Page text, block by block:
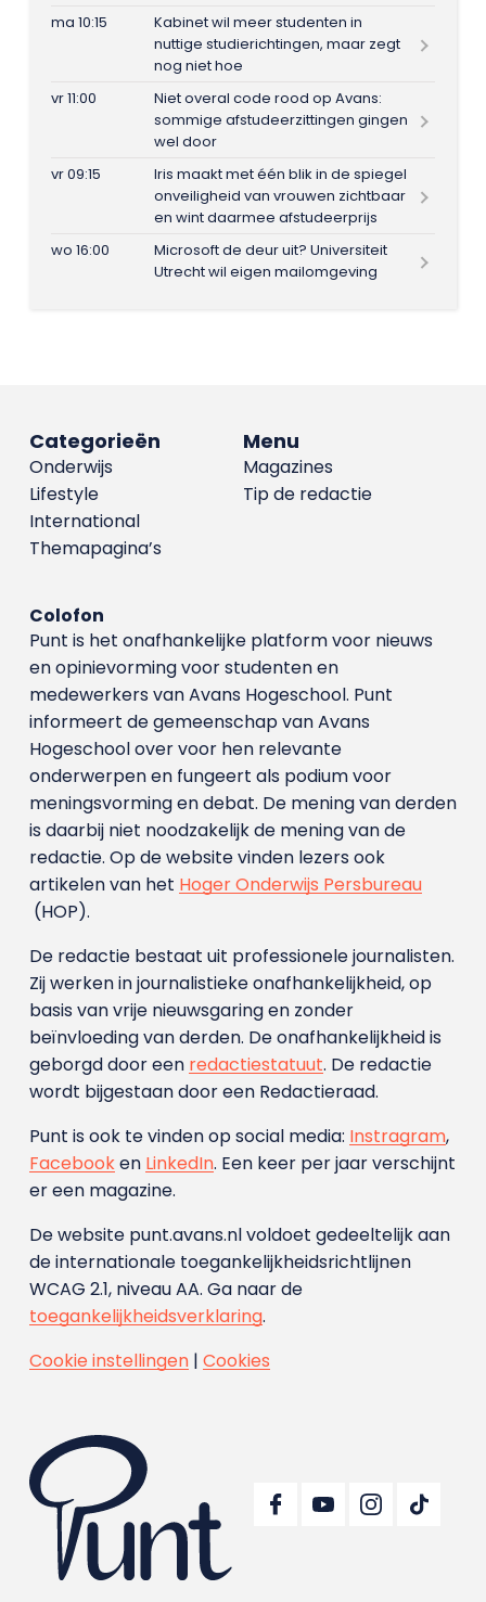
ma 10:15
Kabinet wil meer studenten in
nuttige studierichtingen, maar zegt
nog niet hoe
vr 11:00
Niet overal code rood op Avans:
sommige afstudeerzittingen gingen
wel door
vr 09:15
Iris maakt met één blik in de spiegel
onveiligheid van vrouwen zichtbaar
en wint daarmee afstudeerprijs
wo 16:00
Microsoft de deur uit? Universiteit
Utrecht wil eigen mailomgeving
Menu
Magazines
Tip de redactie
Categorieën
Onderwijs
Lifestyle
International
Themapagina’s
Colofon
Punt is het onafhankelijke platform voor nieuws
en opinievorming voor studenten en
medewerkers van Avans Hoge­school. Punt
informeert de gemeenschap van Avans
Hogeschool over voor hen relevante
onderwerpen en fungeert als podium voor
meningsvorming en debat. De mening van derden
is daarbij niet noodzakelijk de mening van de
redactie. Op de website vinden lezers ook
artikelen van het Hoger Onderwijs Persbureau
(HOP).
De redactie bestaat uit professionele journalisten.
Zij werken in journalistieke onafhankelijkheid, op
basis van vrije nieuwsgaring en zonder
beïnvloeding van derden. De onafhankelijkheid is
geborgd door een redactiestatuut. De redactie
wordt bijgestaan door een Redactieraad.
Punt is ook te vinden op social media: Instragram,
Facebooken LinkedIn. Een keer per jaar verschijnt
er een magazine.
De website punt.avans.nl voldoet gedeeltelijk aan
de internationale toegankelijkheidsrichtlijnen
WCAG 2.1, niveau AA. Ga naar de
toegankelijkheidsverklaring.
Cookie instellingen| Cookies